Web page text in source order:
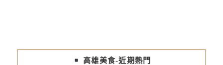
高雄美食-近期熱門